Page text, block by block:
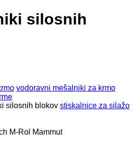
silosnih
vodoravni mešalniki za krmo
silosnih blokov stiskalnice za silažo
M-Rol Mammut